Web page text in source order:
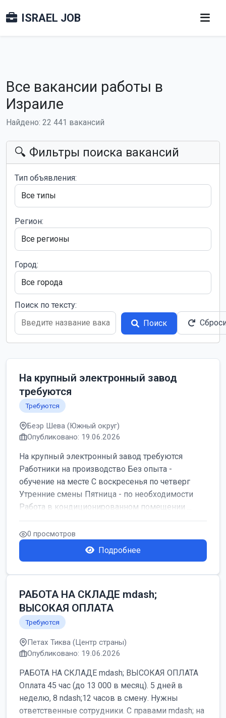
ISRAEL JOB
Все вакансии работы в
Израиле
Найдено: 22 441 вакансий
🔍 Фильтры поиска вакансий
Тип объявления:
Регион:
Город:
Поиск по тексту:
Поиск
На крупный электронный завод
требуются
Требуются
Беэр Шева (Южный округ)
Опубликовано: 19.06.2026
На крупный электронный завод требуются
Работники на производство Без опыта -
обучение на месте С воскресенья по четверг
Утренние смены Пятница - по необходимости
Работа в кондиционированном помещении ...
0 просмотров
Подробнее
РАБОТА НА СКЛАДЕ mdash;
ВЫСОКАЯ ОПЛАТА
Требуются
Петах Тиква (Центр страны)
Опубликовано: 19.06.2026
РАБОТА НА СКЛАДЕ mdash; ВЫСОКАЯ ОПЛАТА
Оплата 45 час (до 13 000 в месяц). 5 дней в
неделю, 8 ndash;12 часов в смену. Нужны
ответственные сотрудники. С правами mdash; на